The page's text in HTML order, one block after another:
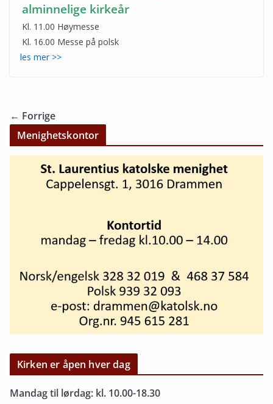
alminnelige kirkeår
Kl. 11.00 Høymesse
Kl. 16.00 Messe på polsk
les mer >>
← Forrige
Menighetskontor
Kirken er åpen hver dag
Mandag til lørdag: kl. 10.00-18.30